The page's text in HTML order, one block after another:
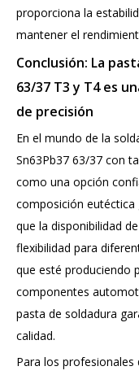
proporciona la
mantener el
Conclusión: La
63/37 T3 y T4 es
de precisión
En el mundo de la
Sn63Pb37 63/37 con
como una opción
composición eutéctica
que la disponibilidad
flexibilidad para
que esté produciendo
componentes
pasta de soldadura
calidad.
Para los profesionales